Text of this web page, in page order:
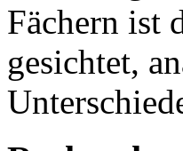
Fächern ist
gesichtet,